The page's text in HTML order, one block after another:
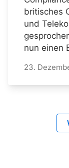
britisches
und
nun einen
23.